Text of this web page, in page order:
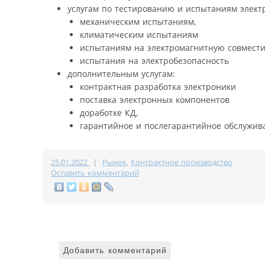
услугам по тестированию и испытаниям
механическим испытаниям,
климатическим испытаниям
испытаниям на электромагнитную
испытания на электробезопасность
дополнительным услугам:
контрактная разработка электроники
поставка электронных компонентов
доработке КД,
гарантийное и послегарантийное
25.01.2022 | Рынок, Контрактное производство
Оставить комментарий
Добавить комментарий